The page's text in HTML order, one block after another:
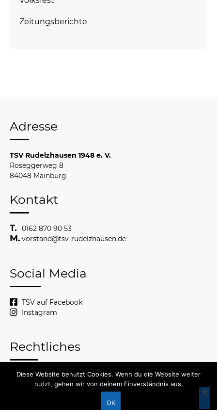
Zeitungsberichte
Adresse
TSV Rudelzhausen 1948 e. V.
Roseggerweg 8
84048 Mainburg
Kontakt
0162 870 90 53
vorstand@tsv-rudelzhausen.de
Social Media
TSV auf Facebook
Instagram
Rechtliches
© 2026 TSV Rudelzhausen
Impressum
Diese Website benutzt Cookies. Wenn du die Website weiter
nutzt, gehen wir von deinem Einverständnis aus.
OK